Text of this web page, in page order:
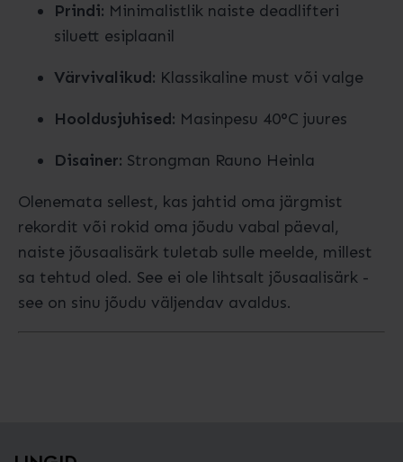
Prindi: Minimalistlik naiste deadlifteri
siluett esiplaanil
Värvivalikud: Klassikaline must või valge
Hooldusjuhised: Masinpesu 40°C juures
Disainer: Strongman Rauno Heinla
Olenemata sellest, kas jahtid oma järgmist
rekordit või rokid oma jõudu vabal päeval,
naiste jõusaalisärk tuletab sulle meelde, millest
sa tehtud oled. See ei ole lihtsalt jõusaalisärk -
see on sinu jõudu väljendav avaldus.